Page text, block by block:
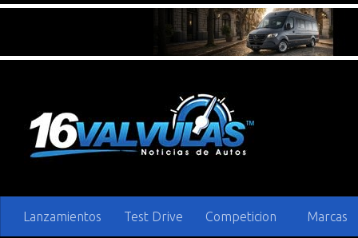
Lanzamientos Test Drive Competicion Marcas